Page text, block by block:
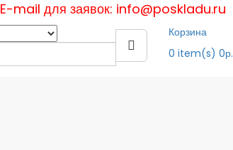
E-mail для заявок: info@poskladu.ru
Корзина
0 item(s) 0р.